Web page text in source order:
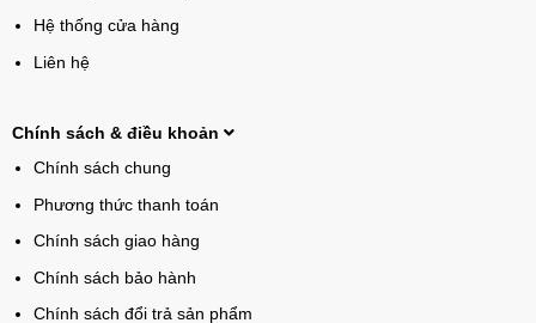
Hệ thống cửa hàng
Liên hệ
Chính sách & điều khoản
Chính sách chung
Phương thức thanh toán
Chính sách giao hàng
Chính sách bảo hành
Chính sách đổi trả sản phẩm